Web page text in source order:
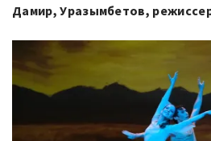
Дамир,Уразымбетов,